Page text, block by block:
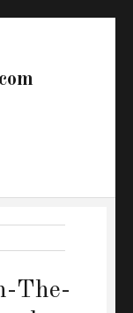
The-